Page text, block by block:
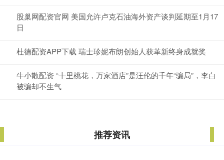
股巢网配资官网 美国允许卢克石油海外资产谈判延期至1月17
日
杜德配资APP下载 瑞士珍妮布朗创始人获革新终身成就奖
牛小散配资 “十里桃花，万家酒店”是汪伦的千年“骗局”，李白
被骗却不生气
推荐资讯